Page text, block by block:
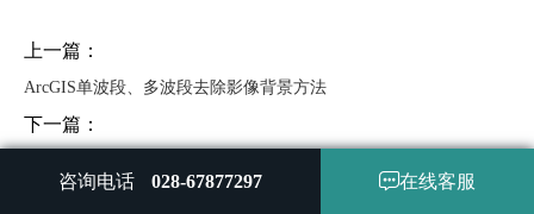
上一篇：
ArcGIS单波段、多波段去除影像背景方法
下一篇：
咨询电话 028-67877297 在线客服